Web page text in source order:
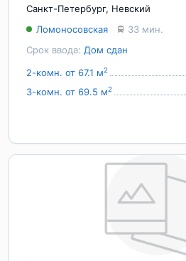
Санкт-Петербург, Невский
Срок ввода: Дом сдан
Ломоносовская 33 мин.
2-комн. от 67.1 м2
3-комн. от 69.5 м2